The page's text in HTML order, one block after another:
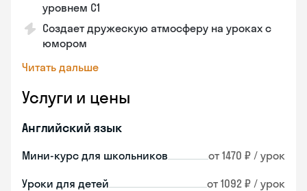
уровнем C1
Создает дружескую атмосферу на уроках с
юмором
Читать дальше
Услуги и цены
Английский язык
Мини-курс для школьников от 1470 ₽ / урок
Уроки для детей от 1092 ₽ / урок